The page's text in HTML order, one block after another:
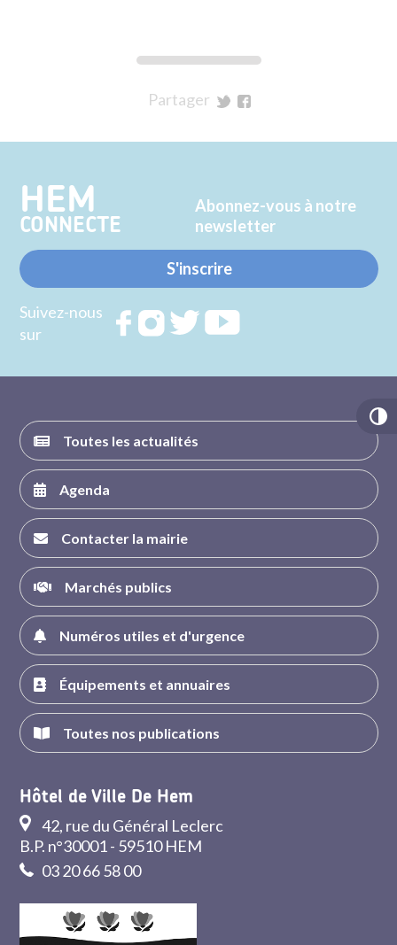
Partager
Twitter
Facebook
HEM
CONNECTE
Abonnez-vous à notre
newsletter
S'inscrire
Suivez-nous
sur
RejoignezRejoignezRejoignez
Toutes les actualités
Agenda
Contacter la mairie
Marchés publics
Numéros utiles et d'urgence
Équipements et annuaires
Toutes nos publications
Hôtel de Ville De Hem
42, rue du Général Leclerc
B.P. n°30001 - 59510 HEM
03 20 66 58 00